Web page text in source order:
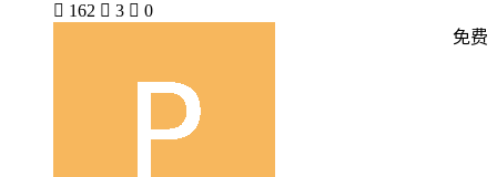
 162  3  0
免费